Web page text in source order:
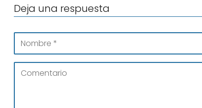
Deja una respuesta